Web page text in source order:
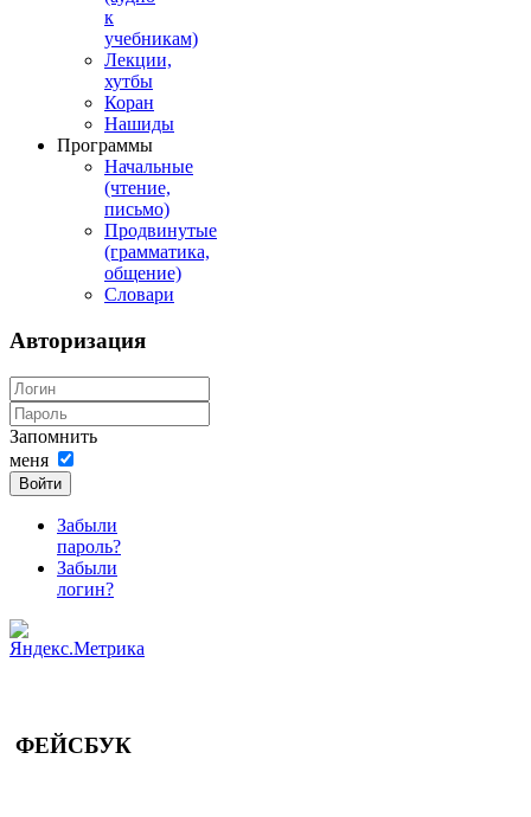
к
учебникам)
Лекции,
хутбы
Коран
Нашиды
Программы
Начальные
(чтение,
письмо)
Продвинутые
(грамматика,
общение)
Словари
Авторизация
Запомнить
меня
Войти
Забыли
пароль?
Забыли
логин?
ФЕЙСБУК